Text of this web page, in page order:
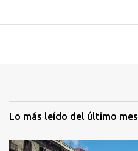
Lo más leído del último mes